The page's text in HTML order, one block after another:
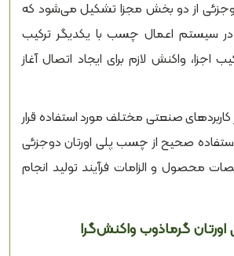
از دو بخش مجزا تشکیل می‌شود که
در سیستم اعمال چسب با یکدیگر ترکیب
اجزا، واکنش لازم برای ایجاد اتصال آغاز
صنعتی مختلف مورد استفاده قرار
صحیح از چسب پلی اورتان دوجزئی
محصول و الزامات فرآیند تولید انجام